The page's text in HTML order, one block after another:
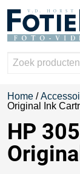
Home /
Original Ink
HP